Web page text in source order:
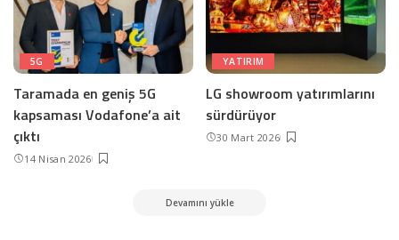
5G
Taramada en geniş 5G
kapsaması Vodafone’a ait
çıktı
14 Nisan 2026
YATIRIM
LG showroom yatırımlarını
sürdürüyor
30 Mart 2026
Devamını yükle